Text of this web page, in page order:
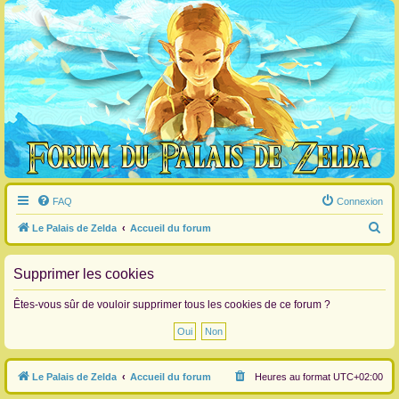
FAQ Connexion
Le Palais de Zelda Accueil du forum
e
h
h
Supprimer les cookies
Êtes-vous sûr de vouloir supprimer tous les cookies de ce forum ?
Le Palais de Zelda Accueil du forum Heures au format UTC+02:00